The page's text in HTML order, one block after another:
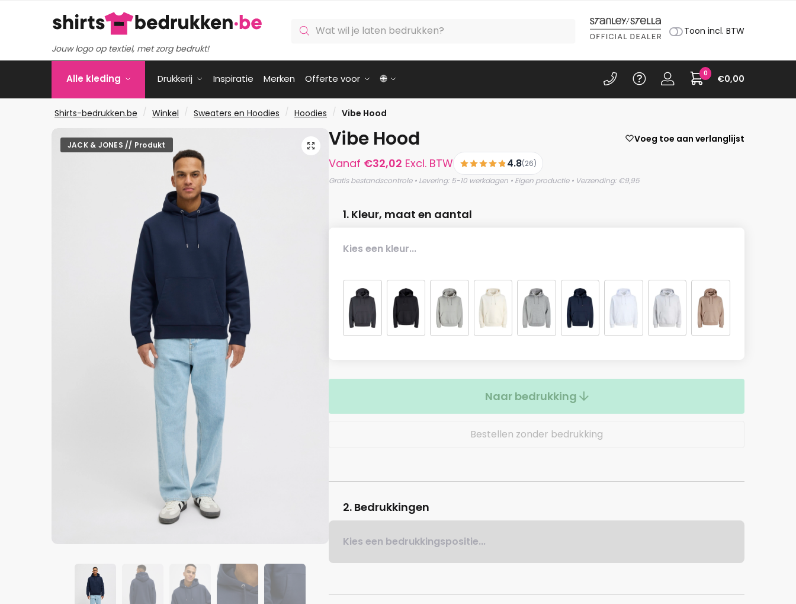
Jouw logo op textiel, met zorg bedrukt!
zoeken Toon incl. BTW
Alle kleding Drukkerij Inspiratie Merken Offerte voor 🌐 €0,00
0
Shirts-bedrukken.be / Winkel / Sweaters en Hoodies / Hoodies / Vibe Hood
🔍
JACK & JONES // Produkt Vibe Hood Voeg toe aan verlanglijst
Vanaf €32,02 Excl. BTW 4.8(26)
Gratis bestandscontrole • Levering: 5-10 werkdagen • Eigen productie • Verzending: €9,95
1. Kleur, maat en aantal
Kies een kleur...
Naar bedrukking
Bestellen zonder bedrukking
2. Bedrukkingen
Kies een bedrukkingspositie...